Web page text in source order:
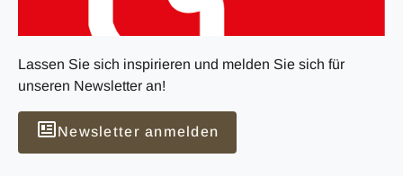
Lassen Sie sich inspirieren und melden Sie sich für
unseren Newsletter an!
Newsletter anmelden